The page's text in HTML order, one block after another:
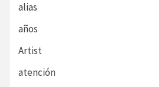
alias
años
Artist
atención